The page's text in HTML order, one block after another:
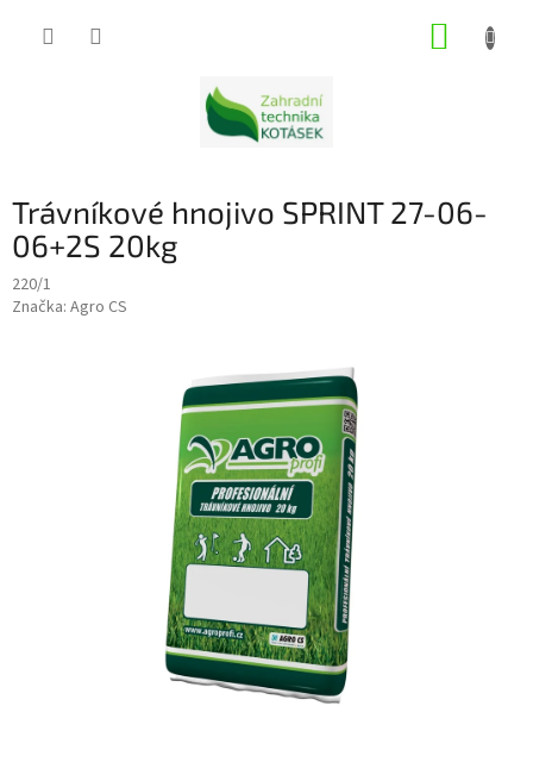
Trávníkové hnojivo SPRINT 27-06-
06+2S 20kg
220/1
Značka: Agro CS